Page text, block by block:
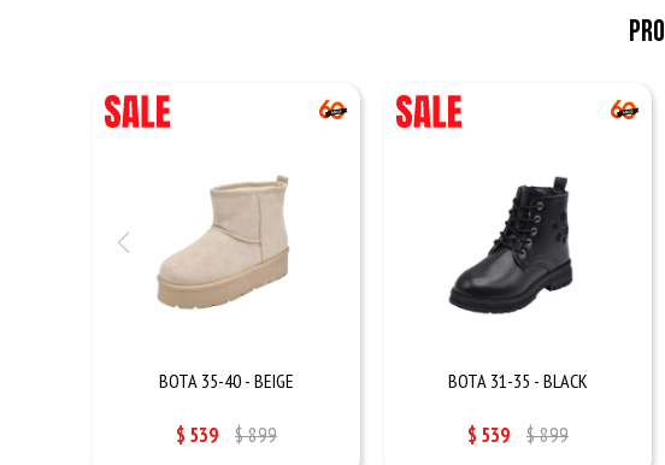
BOTA 35-40 - BEIGE
$ 539 $899
BOTA 31-35 - BLACK
$ 539 $899